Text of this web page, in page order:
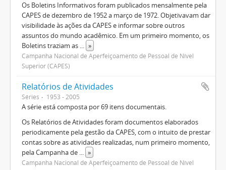
Os Boletins Informativos foram publicados mensalmente pela
CAPES de dezembro de 1952 a março de 1972. Objetivavam dar
visibilidade às ações da CAPES e informar sobre outros
assuntos do mundo acadêmico. Em um primeiro momento, os
Boletins traziam as ... »
Campanha Nacional de Aperfeiçoamento de Pessoal de Nível
Superior (CAPES)
Relatórios de Atividades
Séries 1953 - 2005
A série está composta por 69 itens documentais.
Os Relatórios de Atividades foram documentos elaborados
periodicamente pela gestão da CAPES, com o intuito de prestar
contas sobre as atividades realizadas, num primeiro momento,
pela Campanha de ... »
Campanha Nacional de Aperfeiçoamento de Pessoal de Nível